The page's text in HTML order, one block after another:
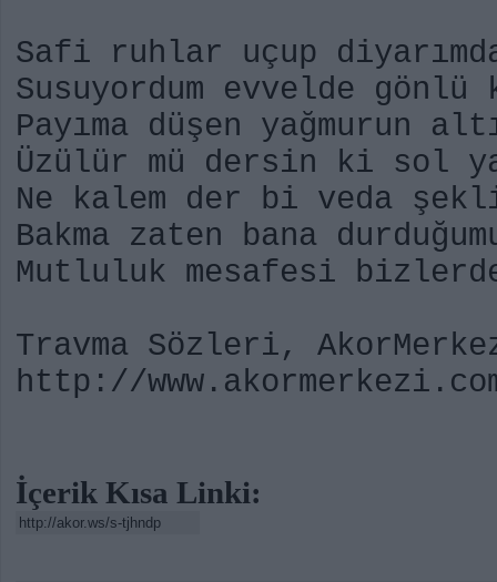
Safi ruhlar uçup
Susuyordum evvelde
Payıma düşen yağmurun
Üzülür mü dersin ki sol
Ne kalem der bi veda
Bakma zaten bana
Mutluluk mesafesi
Travma Sözleri,
http://
İçerik Kısa Linki: